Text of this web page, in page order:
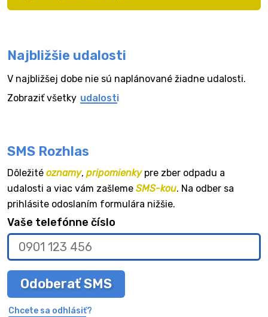
Najbližšie udalosti
V najbližšej dobe nie sú naplánované žiadne udalosti.
Zobraziť všetky udalosti
SMS Rozhlas
Dôležité oznamy, pripomienkypre zber odpadu a
udalosti a viac vám zašleme SMS-kou. Na odber sa
prihlásite odoslaním formulára nižšie.
Vaše telefónne číslo
Odoberať SMS
Chcete sa odhlásiť?